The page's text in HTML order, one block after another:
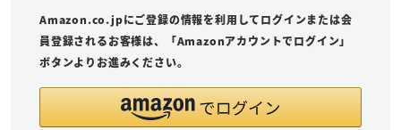
Amazon.co.jpにご登録の情報を利用してログインまたは会
員登録されるお客様は、「Amazonアカウントでログイン」
ボタンよりお進みください。